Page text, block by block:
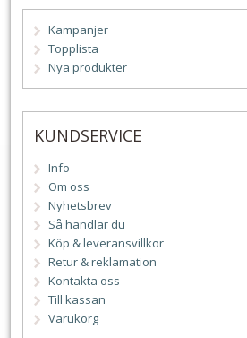
Kampanjer
Topplista
Nya produkter
KUNDSERVICE
Info
Om oss
Nyhetsbrev
Så handlar du
Köp & leveransvillkor
Retur & reklamation
Kontakta oss
Till kassan
Varukorg